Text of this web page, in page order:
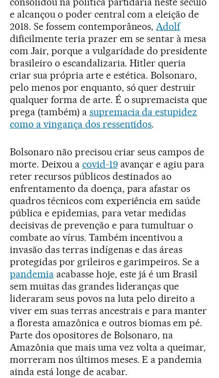
e alcançou o poder central com a eleição de
2018. Se fossem contemporâneos, Adolf
dificilmente teria prazer em se sentar à mesa
com Jair, porque a vulgaridade do presidente
brasileiro o escandalizaria. Hitler queria
criar sua própria arte e estética. Bolsonaro,
pelo menos por enquanto, só quer destruir
qualquer forma de arte. É o supremacista que
prega (também) a supremacia da estupidez
como a vingança dos ressentidos.
Bolsonaro não precisou criar seus campos de
morte. Deixou a covid-19avançar e agiu para
reter recursos públicos destinados ao
enfrentamento da doença, para afastar os
quadros técnicos com experiência em saúde
pública e epidemias, para vetar medidas
decisivas de prevenção e para tumultuar o
combate ao vírus. Também incentivou a
invasão das terras indígenas e das áreas
protegidas por grileiros e garimpeiros. Se a
pandemiaacabasse hoje, este já é um Brasil
sem muitas das grandes lideranças que
lideraram seus povos na luta pelo direito a
viver em suas terras ancestrais e para manter
a floresta amazônica e outros biomas em pé.
Parte dos opositores de Bolsonaro, na
Amazônia que mais uma vez volta a queimar,
morreram nos últimos meses. E a pandemia
ainda está longe de acabar.